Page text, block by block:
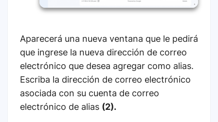
Aparecerá una nueva ventana que le pedirá
que ingrese la nueva dirección de correo
electrónico que desea agregar como alias.
Escriba la dirección de correo electrónico
asociada con su cuenta de correo
electrónico de alias (2).